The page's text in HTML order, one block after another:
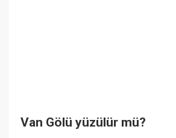
Van Gölü yüzülür mü?